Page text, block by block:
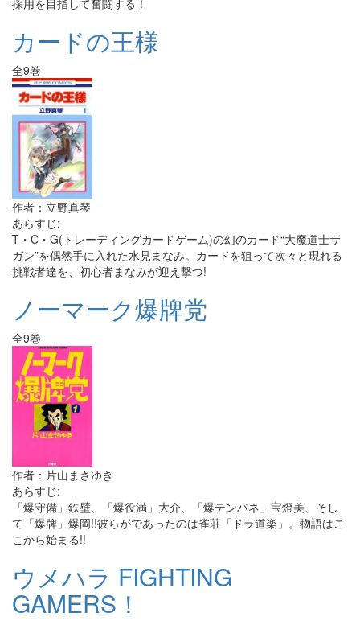
採用を目指して奮闘する！
カードの王様
全9巻
作者：立野真琴
あらすじ:
T・C・G(トレーディングカードゲーム)の幻のカード“大魔道士サ
ガン”を偶然手に入れた水見まなみ。カードを狙って次々と現れる
挑戦者達を、初心者まなみが迎え撃つ!
ノーマーク爆牌党
全9巻
作者：片山まさゆき
あらすじ:
「爆守備」鉄壁、「爆役満」大介、「爆テンパネ」宝燈美、そし
て「爆牌」爆岡!!彼らがであったのは雀荘「ドラ道楽」。物語はこ
こから始まる!!
ウメハラ FIGHTING
GAMERS！